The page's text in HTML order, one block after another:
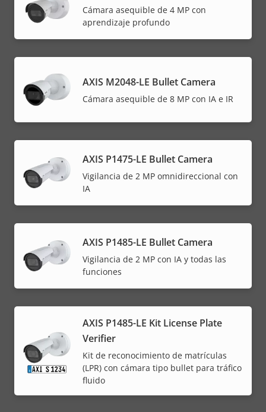
Cámara asequible de 4 MP con
aprendizaje profundo
AXIS M2048-LE Bullet Camera
Cámara asequible de 8 MP con IA e IR
AXIS P1475-LE Bullet Camera
Vigilancia de 2 MP omnidireccional con
IA
AXIS P1485-LE Bullet Camera
Vigilancia de 2 MP con IA y todas las
funciones
AXIS P1485-LE Kit License Plate
Verifier
Kit de reconocimiento de matrículas
(LPR) con cámara tipo bullet para tráfico
fluido